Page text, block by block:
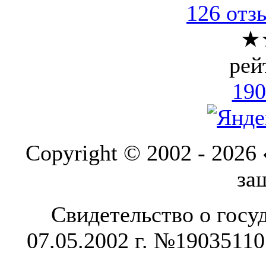
126
Copyright © 2002 - 2026
Свидетельство о
07.05.2002 г.